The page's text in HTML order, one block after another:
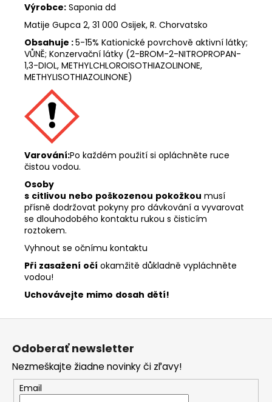
Výrobce: Saponia dd
Matije Gupca 2, 31 000 Osijek, R. Chorvatsko
Obsahuje :5-15% Kationické povrchově aktivní látky;
VŮNĚ; Konzervační látky (2-BROM-2-NITROPROPAN-
1,3-DIOL, METHYLCHLOROISOTHIAZOLINONE,
METHYLISOTHIAZOLINONE)
Varování:Po každém použití si opláchněte ruce
čistou vodou.
Osoby
s citlivou nebo poškozenou pokožkou musí
přísně dodržovat pokyny pro dávkování a vyvarovat
se dlouhodobého kontaktu rukou s čisticím
roztokem.
Vyhnout se očnímu kontaktu
Při zasažení očí okamžitě důkladně vypláchněte
vodou!
Uchovávejte mimo dosah dětí!
ZUBNÍ
PASTA
KALODONT
2,55
Odoberať newsletter
Nezmeškajte žiadne novinky či zľavy!
Email